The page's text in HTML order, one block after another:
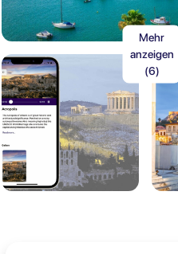
Mehr
anzeigen
(6)